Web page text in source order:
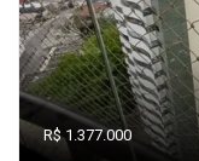
R$ 1.377.000